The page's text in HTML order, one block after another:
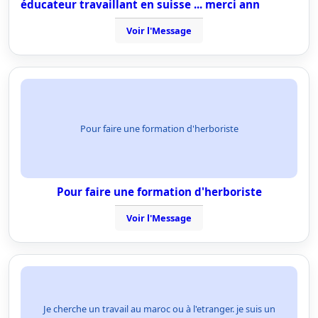
éducateur travaillant en suisse ... merci ann
Voir l'Message
Pour faire une formation d'herboriste
Pour faire une formation d'herboriste
Voir l'Message
Je cherche un travail au maroc ou à l'etranger. je suis un